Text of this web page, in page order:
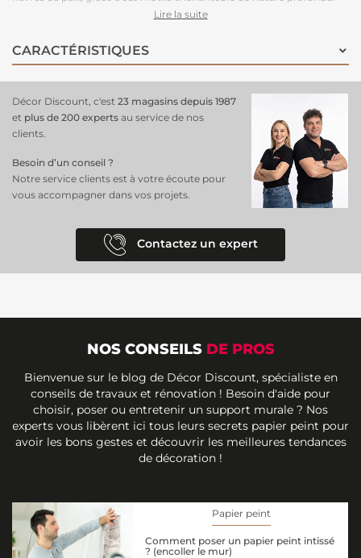
Conçu avec des matériaux non toxiques et un
salon ou la chambre, ce papier peint crée une atmosphère unique et
élégante, tout en respectant l'environnement. Offrez à vos surfaces
Lire la suite
CARACTÉRISTIQUES
Décor Discount, c'est 23 magasins depuis 1987
et plus de 200 experts au service de nos
clients.
Besoin d’un conseil ?
Notre service clients est à votre écoute pour
vous accompagner dans vos projets.
Contactez un expert
NOS CONSEILS DE PROS
Bienvenue sur le blog de Décor Discount, spécialiste en
conseils de travaux et rénovation ! Besoin d'aide pour
choisir, poser ou entretenir un support murale ? Nos
experts vous libèrent ici tous leurs secrets papier peint pour
avoir les bons gestes et découvrir les meilleures tendances
de décoration !
Papier peint
Comment poser un papier peint intissé
? (encoller le mur)